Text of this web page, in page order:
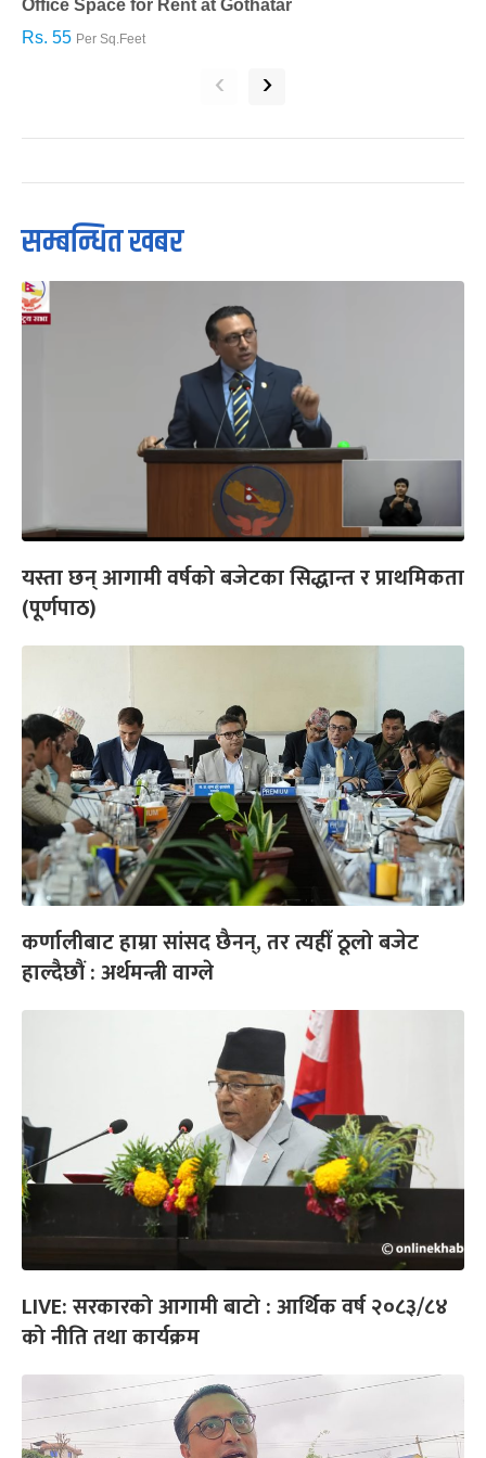
Office Space for Rent at Gothatar
Rs. 55 Per Sq.Feet
‹ ›
सम्बन्धित खबर
यस्ता छन् आगामी वर्षको बजेटका सिद्धान्त र प्राथमिकता
(पूर्णपाठ)
कर्णालीबाट हाम्रा सांसद छैनन्, तर त्यहीँ ठूलो बजेट
हाल्दैछौं : अर्थमन्त्री वाग्ले
LIVE: सरकारको आगामी बाटो : आर्थिक वर्ष २०८३/८४
को नीति तथा कार्यक्रम